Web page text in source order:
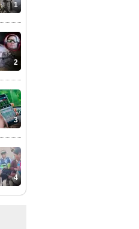
1
2
3
4